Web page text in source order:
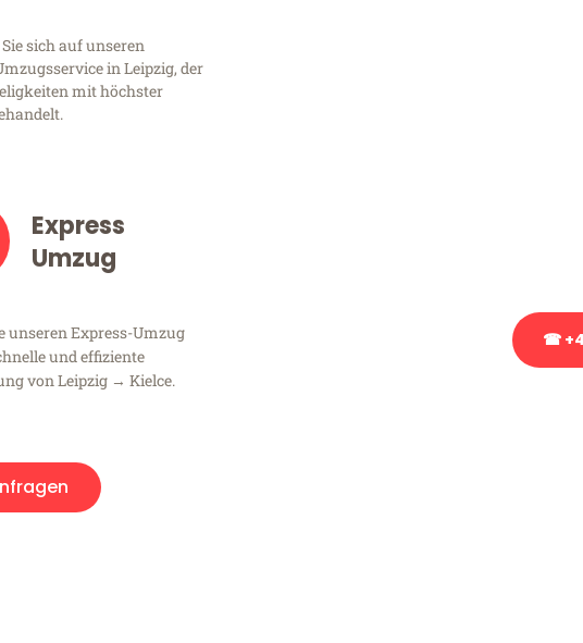
sich auf unseren
in Leipzig, der
mit höchster
Express
Umzug
unseren Express-Umzug
und effiziente
von Leipzig → Kielce.
☎